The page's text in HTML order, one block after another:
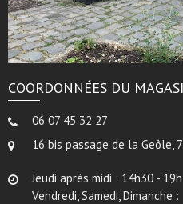
COORDONNÉES DU
06 07 45 32 27
16 bis passage de la Geôle,
Jeudi après midi : 14h30 - 19h
Vendredi, Samedi, Dimanche :